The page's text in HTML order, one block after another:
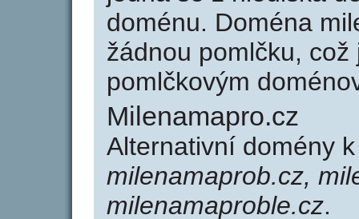
doménu. Doména
žádnou pomlčku,
pomlčkovým
Milenamapro.cz
Alternativní domény
milenamaprob.cz,
milenamaproble.cz.